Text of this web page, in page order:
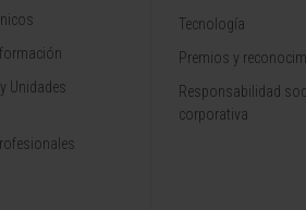
Unidades
Tecnología
Premios y
Responsabilidad
corporativa